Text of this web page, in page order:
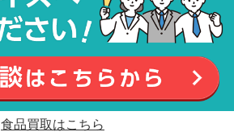
食品買取はこちら